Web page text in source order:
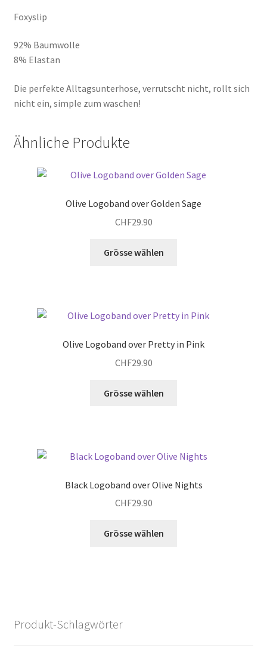
Foxyslip
92% Baumwolle
8% Elastan
Die perfekte Alltagsunterhose, verrutscht nicht, rollt sich
nicht ein, simple zum waschen!
Ähnliche Produkte
Olive Logoband over Golden Sage
CHF29.90
Grösse wählen
auf.
Optionen
Olive Logoband over Pretty in Pink
CHF29.90
Grösse wählen
auf.
Optionen
Black Logoband over Olive Nights
CHF29.90
Grösse wählen
Produkt-Schlagwörter